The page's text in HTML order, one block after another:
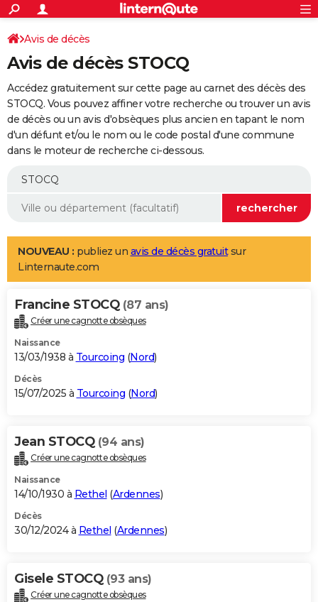
ACTUALITÉS
Politique
Société
Faits Divers
Education
Monde
Villes
+
SPORT
Coupe du monde 2026
Football
Tennis
Cyclisme
Rugby
Forum
Programme TV
TNT
Streaming
Cinéma
Sorties cinéma
Musique
+
FINANCE
Retraite
Impôts
Epargne
Immobilier
Risques naturels par ville
Banque
Assurance
Crédit
AUTO
Essais
Réserver un essai
Citadines
Berlines
SUV
Forum auto
+
Mobiles
Meilleur smartphone
Internet
Ordinateurs
Jeux vidéo
Guide high-tech
Aménagement intérieur
LIFESTYLE
Art de vivre
Bien-être
Loisirs
Mode
Modes de vie
Alimentation
Guide de la santé
Maladies
Médicaments
Sommeil
VOYAGE
Destinations
City break
Voyage nature
Voyage de noces
Forum
Climat
+PHOTO
GUIDES D'ACHAT
BONS PLANS
Carte de Noël
Carte Bonne année
Carte Saint-Valentin
Carte Pâques
Carte d'anniversaire
DICTIONNAIRE
Dictionnaire
Biographies
Citations
Expressions
Proverbes
PROGRAMME TV
S'inscrire
Se connecter
Lycées
Collèges
Primaires
Universités
Entreprises
Service militaire
Avis de recherche
AVIS DE DÉCÈS
Bricolage
Lifestyle
Culture
Sport
Auto
Television
Voyage
Cinema
Avis de décès
Avis de décès STOCQ
Accédez gratuitement sur cette page au carnet des décès des
STOCQ. Vous pouvez affiner votre recherche ou trouver un avis
de décès ou un avis d'obsèques plus ancien en tapant le nom
d'un défunt et/ou le nom ou le code postal d'une commune
dans le moteur de recherche ci-dessous.
NOUVEAU : publiez un avis de décès gratuitsur
Linternaute.com
Francine STOCQ (87 ans)
Créer une cagnotte obsèques
Naissance
13/03/1938 à Tourcoing (Nord)
Décès
15/07/2025 à Tourcoing (Nord)
Jean STOCQ (94 ans)
Créer une cagnotte obsèques
Naissance
14/10/1930 à Rethel (Ardennes)
Décès
30/12/2024 à Rethel (Ardennes)
Gisele STOCQ (93 ans)
Créer une cagnotte obsèques